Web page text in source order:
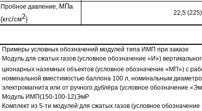
Пробное давление, МПа
(кгс/см2)
22,5 (225)
Примеры условных обозначений модулей типа ИМП при заказе
Модуль для сжатых газов (условное обозначение «И»)
ционарных наземных объектов (условное обозначение «МП») с
номинальной вместимостью баллона 100 л, номинальным
электромагнита или от ручного дублёра (условное обозначение
Модуль ИМП(150-100-12)ЭмР
Комплект из 5-ти модулей для сжатых газов (условное